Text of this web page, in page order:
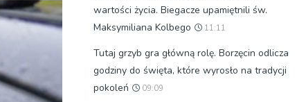
wartości życia. Biegacze upamiętnili św.
Maksymiliana Kolbego
11:11
Tutaj grzyb gra główną rolę. Borzęcin odlicza
godziny do święta, które wyrosło na tradycji
pokoleń
09:09